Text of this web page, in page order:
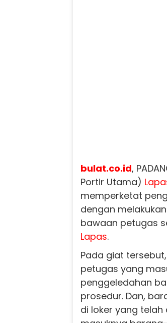
bulat.co.id,
Portir Utama)
memperketat
dengan
bawaan petugas
Lapas.
Pada giat
petugas yang
penggeledahan
prosedur. Dan,
di loker yang